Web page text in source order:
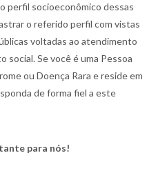
perfil socioeconômico dessas
o referido perfil com vistas
voltadas ao atendimento
social. Se você é uma Pessoa
ou Doença Rara e reside em
de forma fiel a este
para nós!